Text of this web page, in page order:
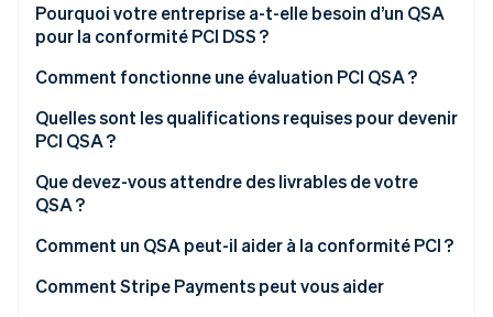
Découvrez comment Stripe construit l’infrastructure
Regarder la vidéo
Pourquoi votre entreprise a-t-elle besoin d’un QSA
pour la conformité PCI DSS ?
Comment fonctionne une évaluation PCI QSA ?
Quelles sont les qualifications requises pour devenir
PCI QSA ?
Que devez-vous attendre des livrables de votre
QSA ?
Comment un QSA peut-il aider à la conformité PCI ?
Comment Stripe Payments peut vous aider